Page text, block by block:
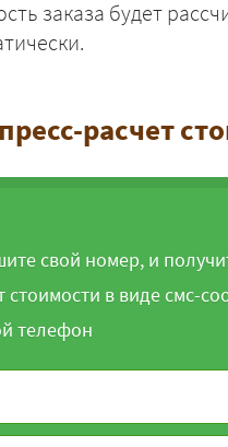
заказа будет
расчет
свой номер, и
стоимости в виде смс-
телефон